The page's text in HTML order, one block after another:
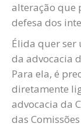
alteração que
defesa dos
Élida quer
da advocacia
Para ela, é
diretamente
advocacia da
das